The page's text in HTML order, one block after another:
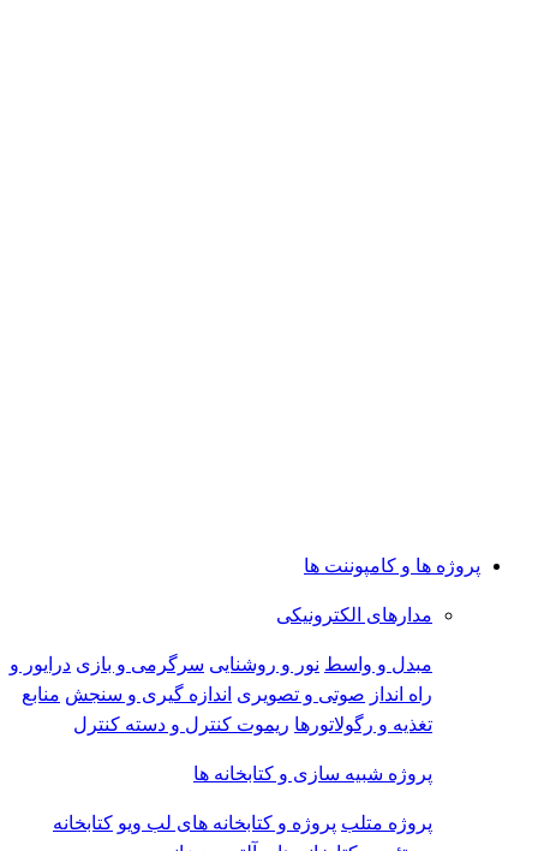
پروژه ها و کامپوننت ها
مدارهای الکترونیکی
مبدل و واسط نور و روشنایی سرگرمی و بازی درایور و
راه انداز صوتی و تصویری اندازه گیری و سنجش منابع
تغذیه و رگولاتورها ریموت کنترل و دسته کنترل
پروژه شبیه سازی و کتابخانه ها
پروژه متلب پروژه و کتابخانه های لب ویو کتابخانه